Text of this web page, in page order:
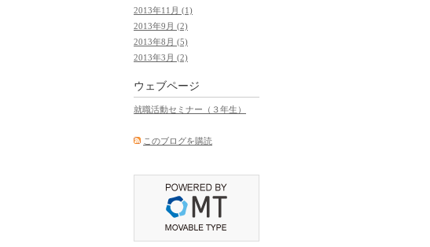
2013年11月 (1)
2013年9月 (2)
2013年8月 (5)
2013年3月 (2)
ウェブページ
就職活動セミナー（３年生）
このブログを購読